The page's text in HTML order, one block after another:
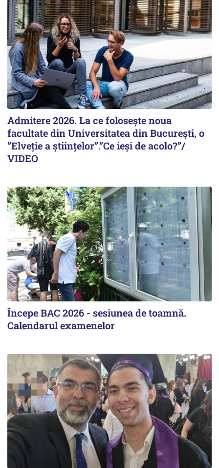
Admitere 2026. La ce folosește noua
facultate din Universitatea din București, o
”Elveție a științelor”.”Ce ieși de acolo?”/
VIDEO
Începe BAC 2026 - sesiunea de toamnă.
Calendarul examenelor